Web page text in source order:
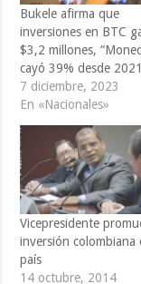
Bukele afirma que
inversiones en BTC
$3,2 millones,
cayó 39% desde 2021
7 diciembre, 2023
En «Nacionales»
Vicepresidente
inversión colombiana
país
14 octubre, 2014